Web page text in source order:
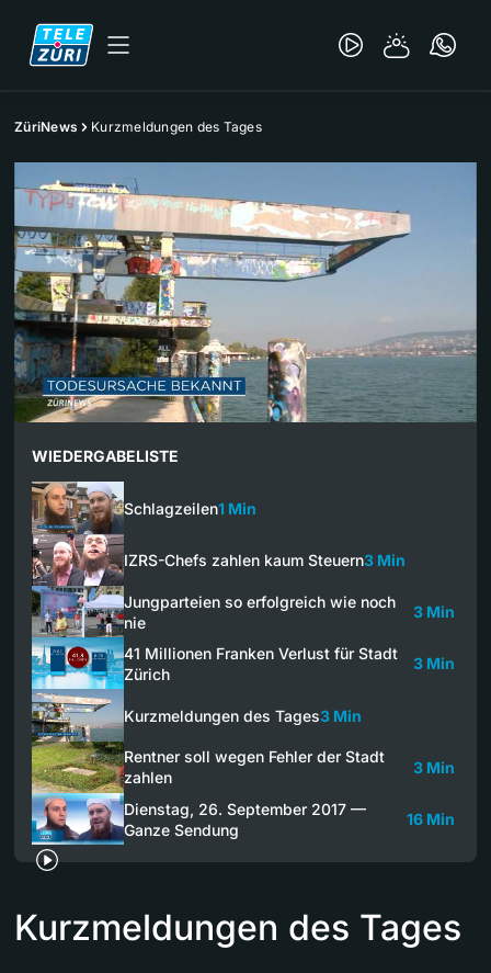
ZüriNews Kurzmeldungen des Tages
WIEDERGABELISTE
Schlagzeilen1 Min
IZRS-Chefs zahlen kaum Steuern3 Min
Jungparteien so erfolgreich wie noch
nie
3 Min
41 Millionen Franken Verlust für Stadt
Zürich
3 Min
Kurzmeldungen des Tages3 Min
Rentner soll wegen Fehler der Stadt
zahlen
3 Min
Dienstag, 26. September 2017 —
Ganze Sendung
16 Min
Kurzmeldungen des Tages